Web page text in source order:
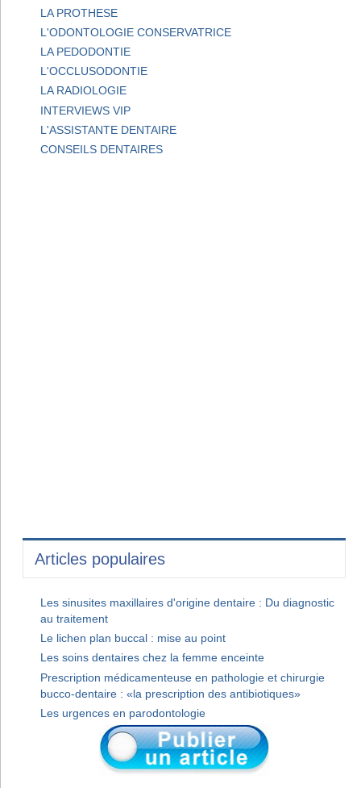
LA PROTHESE
L'ODONTOLOGIE CONSERVATRICE
LA PEDODONTIE
L'OCCLUSODONTIE
LA RADIOLOGIE
INTERVIEWS VIP
L'ASSISTANTE DENTAIRE
CONSEILS DENTAIRES
Articles populaires
Les sinusites maxillaires d'origine dentaire : Du diagnostic
au traitement
Le lichen plan buccal : mise au point
Les soins dentaires chez la femme enceinte
Prescription médicamenteuse en pathologie et chirurgie
bucco-dentaire : «la prescription des antibiotiques»
Les urgences en parodontologie